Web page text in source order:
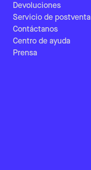
Devoluciones
Servicio de postventa
Contáctanos
Centro de ayuda
Prensa